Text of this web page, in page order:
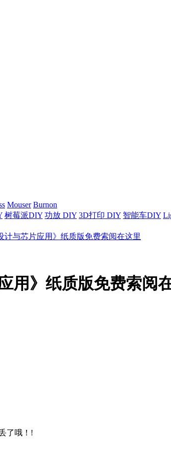
Mouser Burnon
树莓派DIY 功放 DIY 3D打印 DIY 智能车DIY
计与芯片应用》纸质版免费索阅在这里
用》纸质版免费索阅
了哦！!